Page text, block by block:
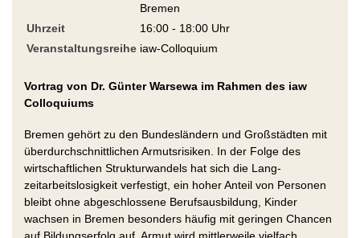
Bremen
Uhrzeit
16:00 - 18:00 Uhr
Veranstaltungsreihe iaw-Colloquium
Vortrag von Dr. Günter Warsewa im Rahmen des iaw
Colloquiums
Bremen gehört zu den Bundesländern und Großstädten mit
überdurchschnittlichen Armutsrisiken. In der Folge des
wirtschaftlichen Strukturwandels hat sich die Lang-
zeitarbeitslosigkeit verfestigt, ein hoher Anteil von Personen
bleibt ohne abgeschlossene Berufsausbildung, Kinder
wachsen in Bremen besonders häufig mit geringen Chancen
auf Bildungserfolg auf, Armut wird mittlerweile vielfach